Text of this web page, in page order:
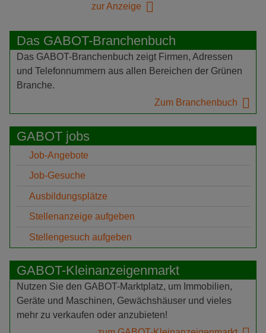
zur Anzeige
Das GABOT-Branchenbuch
Das GABOT-Branchenbuch zeigt Firmen, Adressen
und Telefonnummern aus allen Bereichen der Grünen
Branche.
Zum Branchenbuch
GABOT jobs
Job-Angebote
Job-Gesuche
Ausbildungsplätze
Stellenanzeige aufgeben
Stellengesuch aufgeben
GABOT-Kleinanzeigenmarkt
Nutzen Sie den GABOT-Marktplatz, um Immobilien,
Geräte und Maschinen, Gewächshäuser und vieles
mehr zu verkaufen oder anzubieten!